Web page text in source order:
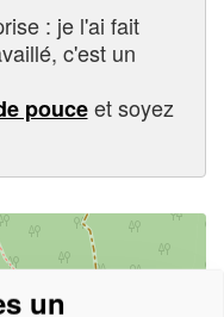
: je l'ai fait
c'est un
pouceet soyez
un